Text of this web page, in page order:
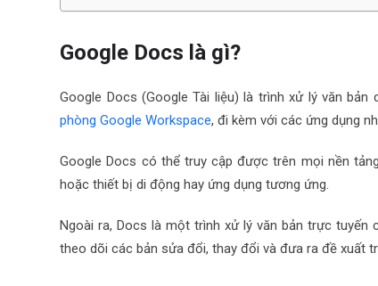
Google Docs là gì?
Google Docs (Google Tài liệu) là trình xử lý văn
phòng Google Workspace, đi kèm với các ứng dụng
Google Docs có thể truy cập được trên mọi nền
hoặc thiết bị di động hay ứng dụng tương ứng.
Ngoài ra, Docs là một trình xử lý văn bản trực
theo dõi các bản sửa đổi, thay đổi và đưa ra đề xuất